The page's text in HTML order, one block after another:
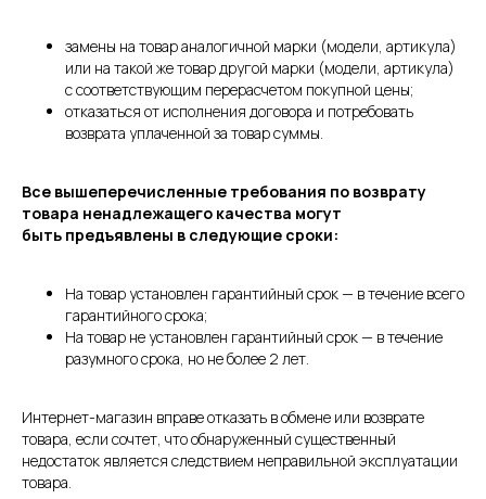
замены на товар аналогичной марки (модели, артикула)
или на такой же товар другой марки (модели, артикула)
с соответствующим перерасчетом покупной цены;
отказаться от исполнения договора и потребовать
возврата уплаченной за товар суммы.
Все вышеперечисленные требования по возврату
товара ненадлежащего качества могут
быть предъявлены в следующие сроки:
На товар установлен гарантийный срок — в течение всего
гарантийного срока;
На товар не установлен гарантийный срок — в течение
разумного срока, но не более 2 лет.
Интернет-магазин вправе отказать в обмене или возврате
товара, если сочтет, что обнаруженный существенный
недостаток является следствием неправильной эксплуатации
товара.